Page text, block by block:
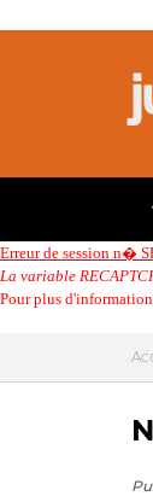
Erreur de session n�
La variable
Pour plus